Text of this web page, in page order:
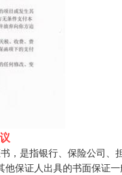
是指银行、保险公司、
保证人出具的书面保证